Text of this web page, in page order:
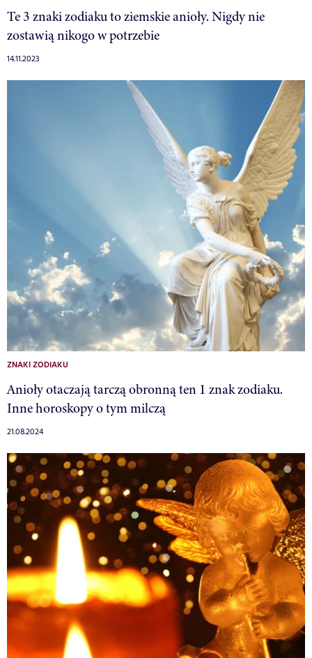
Te 3 znaki zodiaku to ziemskie anioły. Nigdy nie
zostawią nikogo w potrzebie
14.11.2023
ZNAKI ZODIAKU
Anioły otaczają tarczą obronną ten 1 znak zodiaku.
Inne horoskopy o tym milczą
21.08.2024